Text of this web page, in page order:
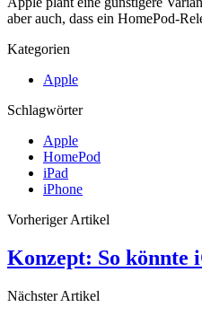
aber auch, dass ein HomePod-
Kategorien
Apple
Schlagwörter
Apple
HomePod
iPad
iPhone
Vorheriger Artikel
Konzept: So könnte
Nächster Artikel